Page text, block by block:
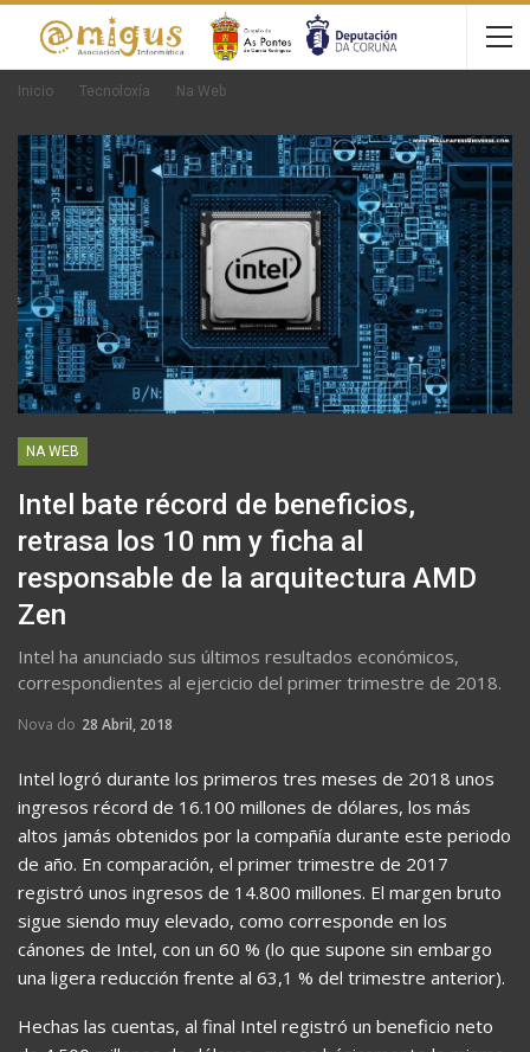
Inicio Tecnoloxía Na Web
NA WEB
Intel bate récord de beneficios,
retrasa los 10 nm y ficha al
responsable de la arquitectura AMD
Zen
Intel ha anunciado sus últimos resultados económicos,
correspondientes al ejercicio del primer trimestre de 2018.
Nova do 28 Abril, 2018
Intel logró durante los primeros tres meses de 2018 unos
ingresos récord de 16.100 millones de dólares, los más
altos jamás obtenidos por la compañía durante este periodo
de año. En comparación, el primer trimestre de 2017
registró unos ingresos de 14.800 millones. El margen bruto
sigue siendo muy elevado, como corresponde en los
cánones de Intel, con un 60 % (lo que supone sin embargo
una ligera reducción frente al 63,1 % del trimestre anterior).
Hechas las cuentas, al final Intel registró un beneficio neto